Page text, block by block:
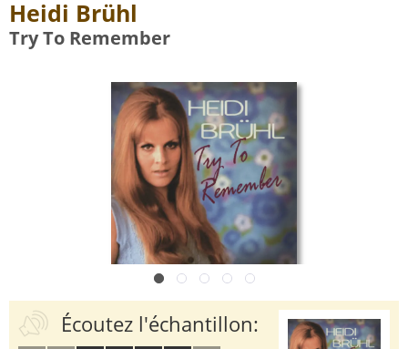
Heidi Brühl
Try To Remember
Écoutez l'échantillon: